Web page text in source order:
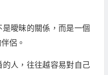
曖昧的關係，而是一個
侶。
人，往往越容易對自己